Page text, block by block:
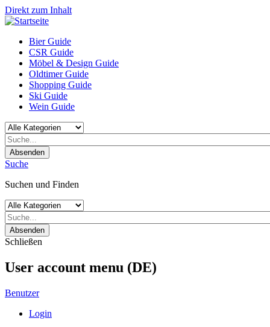
Direkt zum Inhalt
Bier Guide
CSR Guide
Möbel & Design Guide
Oldtimer Guide
Shopping Guide
Ski Guide
Wein Guide
Absenden
Suche
Suchen und Finden
Absenden
Schließen
User account menu (DE)
Benutzer
Login